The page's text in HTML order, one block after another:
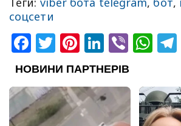
соцсети
Facebook
Twitter
Pinterest
Viber